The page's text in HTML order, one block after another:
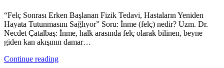
“Felç Sonrası Erken Başlanan Fizik Tedavi, Hastaların Yeniden
Hayata Tutunmasını Sağlıyor” Soru: İnme (felç) nedir? Uzm. Dr.
Necdet Çatalbaş: İnme, halk arasında felç olarak bilinen, beyne
giden kan akışının damar…
Continue reading